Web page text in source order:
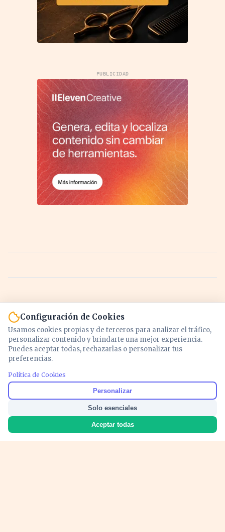
PUBLICIDAD
Noticias y análisis de economía, mercados,
inversión y política. Información actualizada
para entender lo que mueve tu dinero y tu
país.
Configuración de Cookies
Usamos cookies propias y de terceros para analizar el tráfico,
personalizar contenido y brindarte una mejor experiencia.
Puedes aceptar todas, rechazarlas o personalizar tus
preferencias.
Política de Cookies
Personalizar
Solo esenciales
Aceptar todas